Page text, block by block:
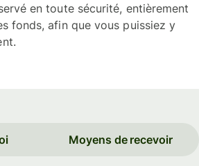
en toute sécurité, entièrement
fonds, afin que vous puissiez y
Moyens de recevoir